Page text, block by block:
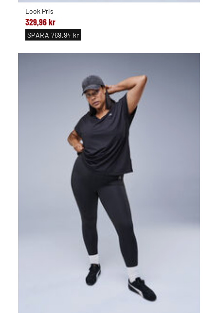
Look Pris
329,96 kr
SPARA 769,94 kr